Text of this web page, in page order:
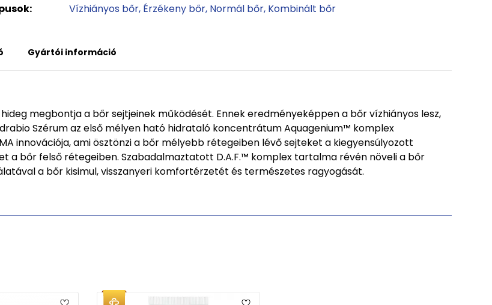
Vízhiányos bőr Érzékeny bőr Normál bőr Kombinált bőr
Gyártói információ
megbontja a bőr sejtjeinek működését. Ennek eredményeképpen a bőr vízhiányos lesz,
Szérum az első mélyen ható hidrataló koncentrátum Aquagenium™ komplex
innovációja, ami ösztönzi a bőr mélyebb rétegeiben lévő sejteket a kiegyensúlyozott
a bőr felső rétegeiben. Szabadalmaztatott D.A.F.™ komplex tartalma révén növeli a bőr
a bőr kisimul, visszanyeri komfortérzetét és természetes ragyogását.